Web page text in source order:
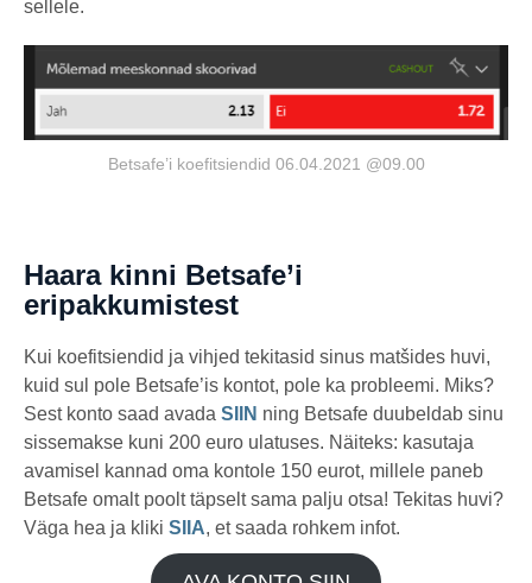
sellele.
Betsafe’i koefitsiendid 06.04.2021 @09.00
Haara kinni Betsafe’i
eripakkumistest
Kui koefitsiendid ja vihjed tekitasid sinus matšides huvi,
kuid sul pole Betsafe’is kontot, pole ka probleemi. Miks?
Sest konto saad avada SIIN ning Betsafe duubeldab sinu
sissemakse kuni 200 euro ulatuses. Näiteks: kasutaja
avamisel kannad oma kontole 150 eurot, millele paneb
Betsafe omalt poolt täpselt sama palju otsa! Tekitas huvi?
Väga hea ja kliki SIIA, et saada rohkem infot.